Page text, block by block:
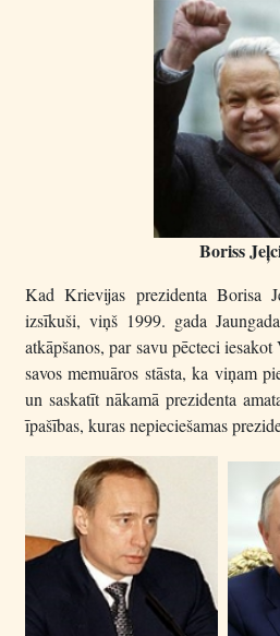
Boriss
Kad Krievijas prezidenta Borisa
izsīkuši, viņš 1999. gada
atkāpšanos, par savu pēcteci iesakot
savos memuāros stāsta, ka viņam
un saskatīt nākamā prezidenta
īpašības, kuras nepieciešamas